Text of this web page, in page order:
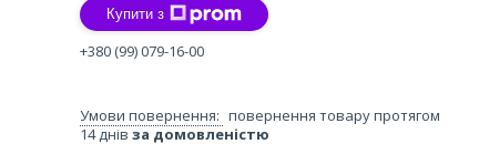
Купити з
+380 (99) 079-16-00
повернення товару протягом
14 днів за домовленістю